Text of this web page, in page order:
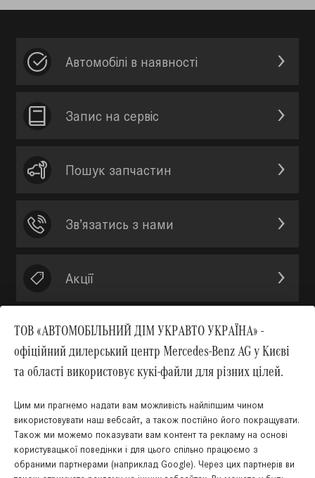
ТОВ «АВТОМОБІЛЬНИЙ ДІМ УКРАВТО УКРАЇНА» -
офіційний дилерський центр Mercedes-Benz AG у Києві
та області використовує кукі-файли для різних цілей.
Цим ми прагнемо надати вам можливість найліпшим чином
використовувати наш вебсайт, а також постійно його покращувати.
Також ми можемо показувати вам контент та рекламу на основі
користувацької поведінки і для цього спільно працюємо з
обраними партнерами (наприклад Google). Через цих партнерів ви
Автомобілі в наявності
Запис на сервic
Пошук запчастин
Зв’язатись з нами
Акції
Вгору
КНОПКА
ЗВ'ЯЗКУ